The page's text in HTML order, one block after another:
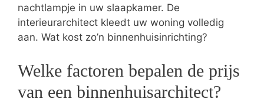
nachtlampje in uw slaapkamer. De
interieurarchitect kleedt uw woning volledig
aan. Wat kost zo’n binnenhuisinrichting?
Welke factoren bepalen de prijs
van een binnenhuisarchitect?